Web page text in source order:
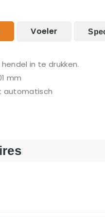
Voeler
in te drukken.
mm
automatisch